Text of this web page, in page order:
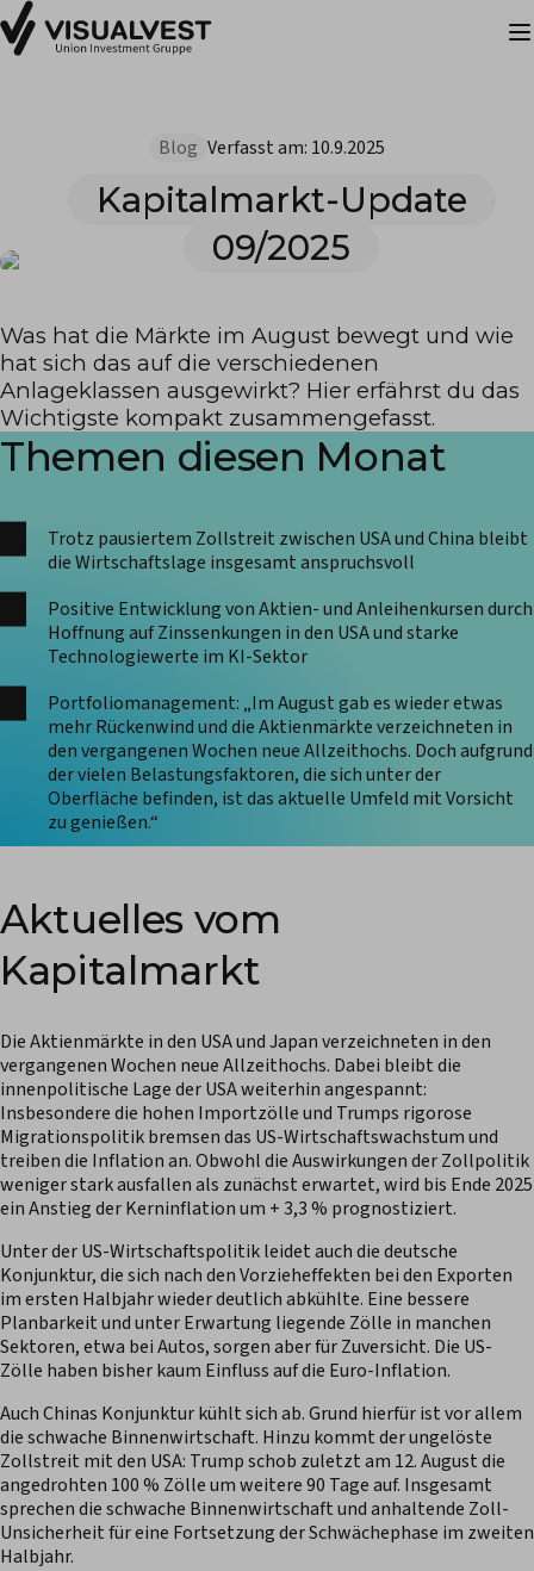
Blog Verfasst am: 10.9.2025
Kapitalmarkt-Update
09/2025
Was hat die Märkte im August bewegt und wie
hat sich das auf die verschiedenen
Anlageklassen ausgewirkt? Hier erfährst du das
Wichtigste kompakt zusammengefasst.
Themen diesen Monat
Trotz pausiertem Zollstreit zwischen USA und China bleibt
die Wirtschaftslage insgesamt anspruchsvoll
Positive Entwicklung von Aktien- und Anleihenkursen durch
Hoffnung auf Zinssenkungen in den USA und starke
Technologiewerte im KI-Sektor
Portfoliomanagement: „Im August gab es wieder etwas
mehr Rückenwind und die Aktienmärkte verzeichneten in
den vergangenen Wochen neue Allzeithochs. Doch aufgrund
der vielen Belastungsfaktoren, die sich unter der
Oberfläche befinden, ist das aktuelle Umfeld mit Vorsicht
zu genießen.“
Aktuelles vom
Kapitalmarkt
Die Aktienmärkte in den USA und Japan verzeichneten in den
vergangenen Wochen neue Allzeithochs. Dabei bleibt die
innenpolitische Lage der USA weiterhin angespannt:
Insbesondere die hohen Importzölle und Trumps rigorose
Migrationspolitik bremsen das US-Wirtschaftswachstum und
treiben die Inflation an. Obwohl die Auswirkungen der Zollpolitik
weniger stark ausfallen als zunächst erwartet, wird bis Ende 2025
ein Anstieg der Kerninflation um + 3,3 % prognostiziert.
Unter der US-Wirtschaftspolitik leidet auch die deutsche
Konjunktur, die sich nach den Vorzieheffekten bei den Exporten
im ersten Halbjahr wieder deutlich abkühlte. Eine bessere
Planbarkeit und unter Erwartung liegende Zölle in manchen
Sektoren, etwa bei Autos, sorgen aber für Zuversicht. Die US-
Zölle haben bisher kaum Einfluss auf die Euro-Inflation.
Auch Chinas Konjunktur kühlt sich ab. Grund hierfür ist vor allem
die schwache Binnenwirtschaft. Hinzu kommt der ungelöste
Zollstreit mit den USA: Trump schob zuletzt am 12. August die
angedrohten 100 % Zölle um weitere 90 Tage auf. Insgesamt
sprechen die schwache Binnenwirtschaft und anhaltende Zoll-
Unsicherheit für eine Fortsetzung der Schwächephase im zweiten
Halbjahr.